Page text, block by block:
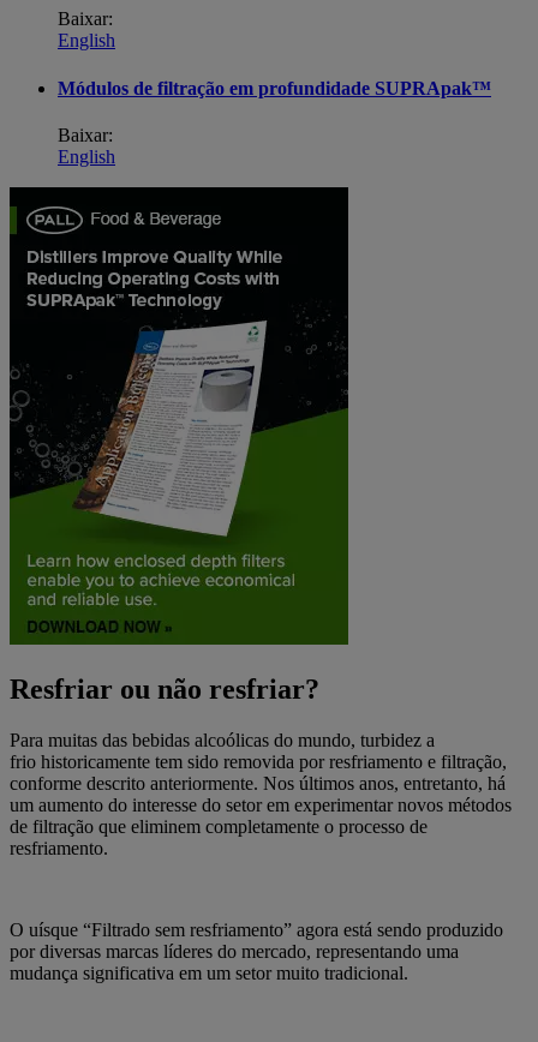
Baixar:
English
Módulos de filtração em profundidade SUPRApak™
Baixar:
English
Resfriar ou não resfriar?
Para muitas das bebidas alcoólicas do mundo, turbidez a
frio historicamente tem sido removida por resfriamento e filtração,
conforme descrito anteriormente. Nos últimos anos, entretanto, há
um aumento do interesse do setor em experimentar novos métodos
de filtração que eliminem completamente o processo de
resfriamento.
O uísque “Filtrado sem resfriamento” agora está sendo produzido
por diversas marcas líderes do mercado, representando uma
mudança significativa em um setor muito tradicional.